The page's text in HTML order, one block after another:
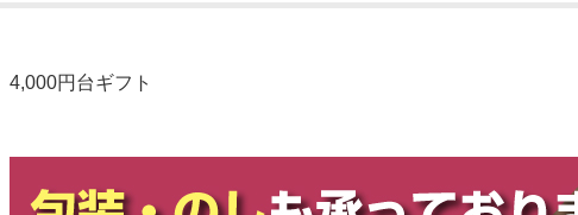
4,000円台ギフト